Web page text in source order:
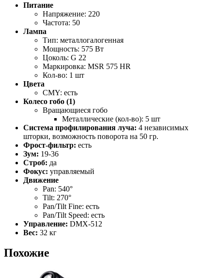
Питание
Напряжение: 220
Частота: 50
Лампа
Тип: металлогалогенная
Мощность: 575 Вт
Цоколь: G 22
Маркировка: MSR 575 HR
Кол-во: 1 шт
Цвета
CMY: есть
Колесо гобо (1)
Вращающиеся гобо
Металлические (кол-во): 5 шт
Система профилирования луча: 4 независимых
шторки, возможность поворота на 50 гр.
Фрост-фильтр: есть
Зум: 19-36
Строб: да
Фокус: управляемый
Движение
Pan: 540°
Tilt: 270°
Pan/Tilt Fine: есть
Pan/Tilt Speed: есть
Управление: DMX-512
Вес: 32 кг
Похожие